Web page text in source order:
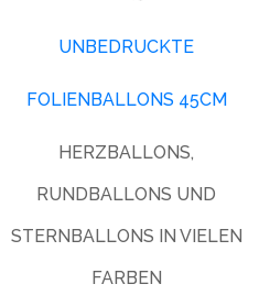
UNBEDRUCKTE
FOLIENBALLONS 45CM
HERZBALLONS,
RUNDBALLONS UND
STERNBALLONS IN VIELEN
FARBEN